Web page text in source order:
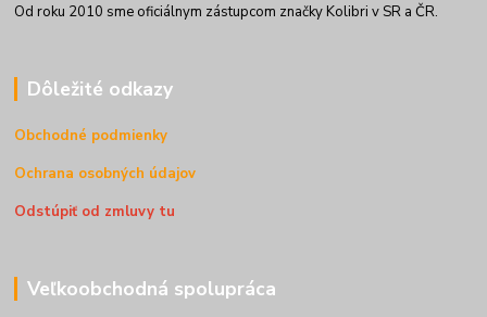
Od roku 2010 sme oficiálnym zástupcom značky Kolibri v SR a ČR.
Dôležité odkazy
Obchodné podmienky
Ochrana osobných údajov
Odstúpiť od zmluvy tu
Veľkoobchodná spolupráca